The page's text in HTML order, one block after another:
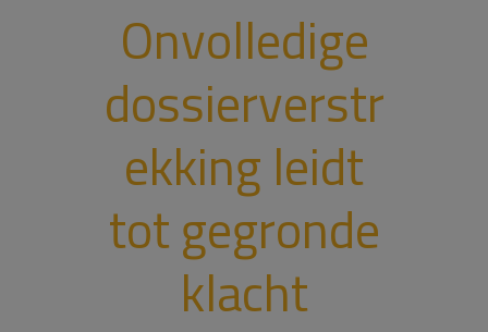
Onvolledige
dossierverstr
ekking leidt
tot gegronde
klacht